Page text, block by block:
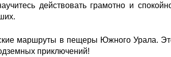
действовать грамотно и
.
маршруты в пещеры Южного Урала.
приключений!